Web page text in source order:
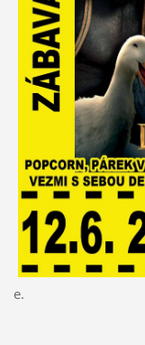
e.